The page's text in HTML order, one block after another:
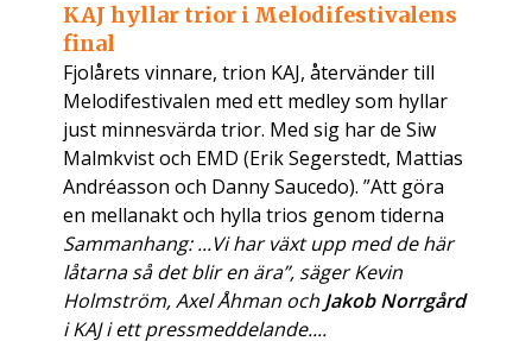
KAJ hyllar trior i Melodifestivalens
final
Fjolårets vinnare, trion KAJ, återvänder till
Melodifestivalen med ett medley som hyllar
just minnesvärda trior. Med sig har de Siw
Malmkvist och EMD (Erik Segerstedt, Mattias
Andréasson och Danny Saucedo). ”Att göra
en mellanakt och hylla trios genom tiderna
Sammanhang: ...Vi har växt upp med de här
låtarna så det blir en ära”, säger Kevin
Holmström, Axel Åhman och Jakob Norrgård
i KAJ i ett pressmeddelande....